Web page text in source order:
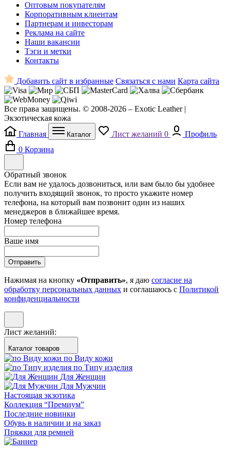
Оптовым покупателям
Корпоративным клиентам
Партнерам и инвесторам
Реклама на сайте
Наши вакансии
Тэги и метки
Контакты
Добавить сайт в избранные Связаться с нами Карта сайта
Все права защищены. © 2008-2026 – Exotic Leather |
Экзотическая кожа
Главная
Каталог Лист желаний 0
Профиль
0 Корзина
Обратный звонок
Если вам не удалось дозвониться, или вам было бы удобнее
получить входящий звонок, то просто укажите номер
телефона, на который вам позвонит один из наших
менеджеров в ближайшее время.
Номер телефона
Ваше имя
Отправить
Нажимая на кнопку «Отправить», я даю согласие на
обработку персональных данных и соглашаюсь с Политикой
конфиденциальности
Лист желаний:
Каталог товаров
по Виду кожи
по Типу изделия
Для Женщин
Для Мужчин
Настоящая экзотика
Коллекция “Премиум”
Последние новинки
Обувь в наличии и на заказ
Пряжки для ремней